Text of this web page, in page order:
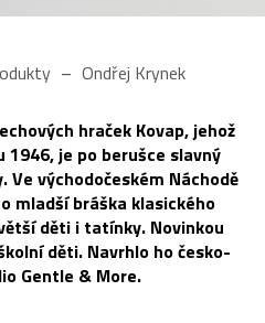
Ondřej Krynek
hraček Kovap, jehož
1946, je po berušce slavný
východočeském Náchodě
mladší bráška klasického
děti i tatínky. Novinkou
děti. Navrhlo ho česko-
Gentle & More.